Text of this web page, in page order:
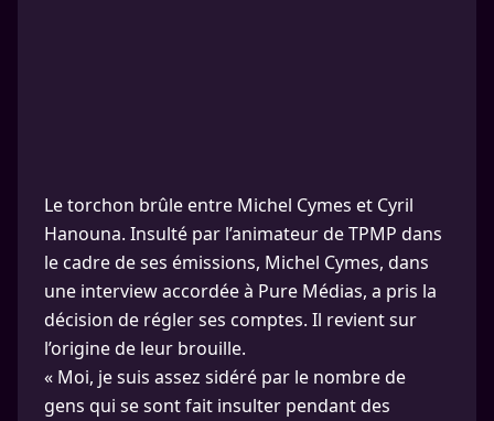
Le torchon brûle entre Michel Cymes et Cyril
Hanouna. Insulté par l’animateur de TPMP dans
le cadre de ses émissions, Michel Cymes, dans
une interview accordée à Pure Médias, a pris la
décision de régler ses comptes. Il revient sur
l’origine de leur brouille.
« Moi, je suis assez sidéré par le nombre de
gens qui se sont fait insulter pendant des